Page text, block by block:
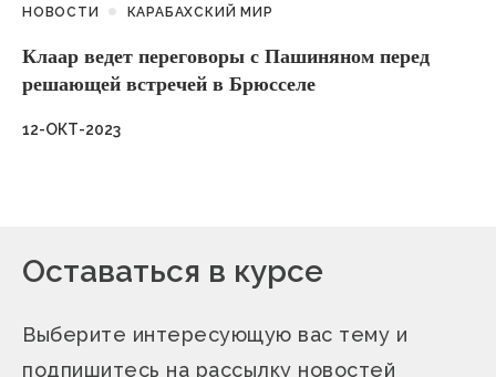
НОВОСТИ КАРАБАХСКИЙ МИР
Клаар ведет переговоры с Пашиняном перед
решающей встречей в Брюсселе
12-ОКТ-2023
Оставаться в курсе
Выберите интересующую вас тему и
подпишитесь на рассылку новостей